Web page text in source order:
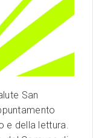
San
e della lettura.